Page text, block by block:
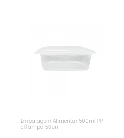
Embalagem Alimentar 500ml PP
c/Tampa 50un